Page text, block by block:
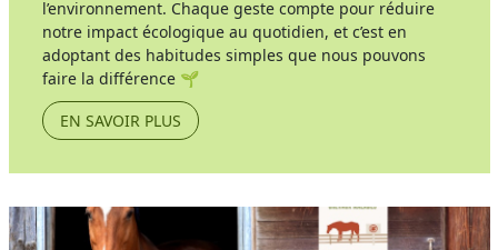
l’environnement. Chaque geste compte pour réduire
notre impact écologique au quotidien, et c’est en
adoptant des habitudes simples que nous pouvons
faire la différence 🌱
EN SAVOIR PLUS